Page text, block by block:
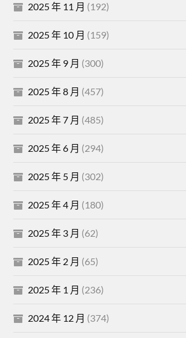
2025 年 11 月 (192)
2025 年 10 月 (159)
2025 年 9 月 (300)
2025 年 8 月 (457)
2025 年 7 月 (485)
2025 年 6 月 (294)
2025 年 5 月 (302)
2025 年 4 月 (180)
2025 年 3 月 (62)
2025 年 2 月 (65)
2025 年 1 月 (236)
2024 年 12 月 (374)